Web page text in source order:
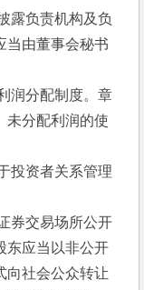
负责机构及负
当由董事会秘书
分配制度。章
未分配利润的使
资者关系管理
交易场所公开
东应当以非公开
向社会公众转让